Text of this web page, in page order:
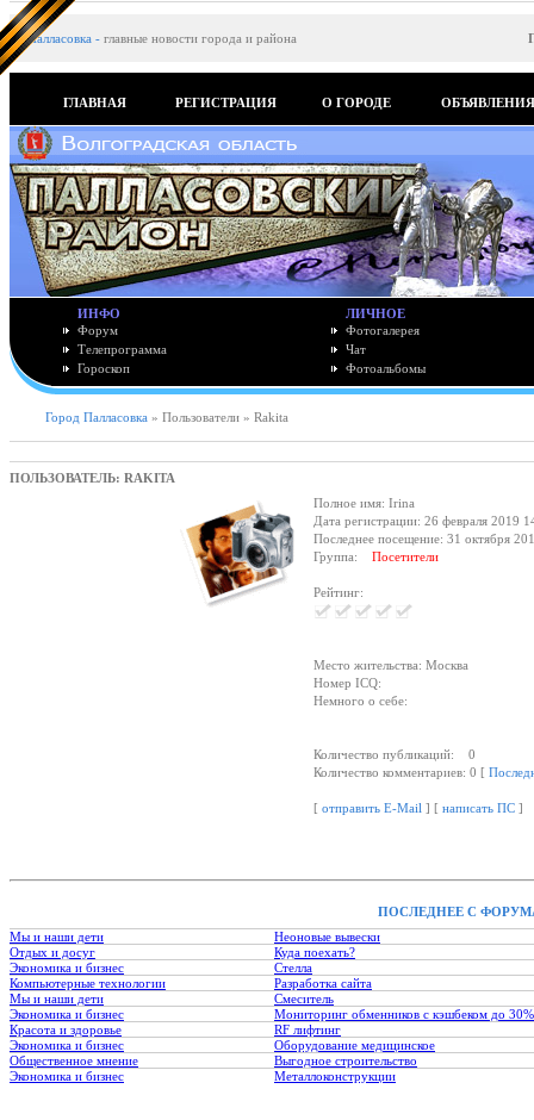
Палласовка - главные новости города и района
ГЛАВНАЯ РЕГИСТРАЦИЯ О ГОРОДЕ ОБЪЯВЛЕНИЯ
ИНФО
Форум
Телепрограмма
Гороскоп
ЛИЧНОЕ
Фотогалерея
Чат
Фотоальбомы
Город Палласовка » Пользователи » Rakita
ПОЛЬЗОВАТЕЛЬ: RAKITA
Полное имя: Irina
Дата регистрации: 26 февраля 2019
Последнее посещение: 31 октября
Группа: Посетители
Рейтинг:
Место жительства: Москва
Номер ICQ:
Немного о себе:
Количество публикаций: 0
Количество комментариев: 0 [
[ отправить E-Mail ] [ написать ПС]
ПОСЛЕДНЕЕ С
Мы и наши дети
Неоновые вывески
Отдых и досуг
Куда поехать?
Экономика и бизнес
Стелла
Компьютерные технологии
Разработка сайта
Мы и наши дети
Смеситель
Экономика и бизнес
Мониторинг обменников с кэшбеком до 30%
Красота и здоровье
RF лифтинг
Экономика и бизнес
Оборудование медицинское
Общественное мнение
Выгодное строительство
Экономика и бизнес
Металлоконструкции